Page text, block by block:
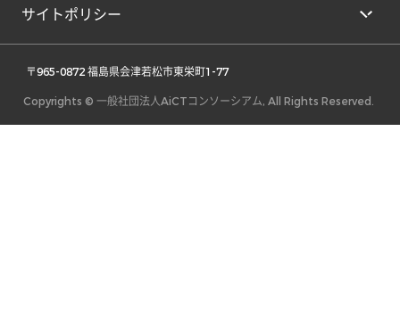
サイトポリシー
〒965-0872 福島県会津若松市東栄町1-77
Copyrights © 一般社団法人AiCTコンソーシアム, All Rights Reserved.